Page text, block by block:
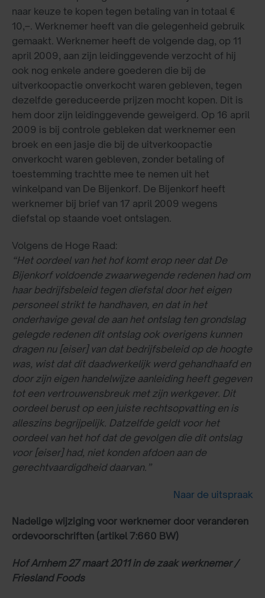
naar keuze te kopen tegen betaling van in totaal €
10,–. Werknemer heeft van die gelegenheid gebruik
gemaakt. Werknemer heeft de volgende dag, op 11
april 2009, aan zijn leidinggevende verzocht of hij
ook nog enkele andere goederen die bij de
uitverkoopactie onverkocht waren gebleven, tegen
dezelfde gereduceerde prijzen mocht kopen. Dit is
hem door zijn leidinggevende geweigerd. Op 16 april
2009 is bij controle gebleken dat werknemer een
broek en een jasje die bij de uitverkoopactie
onverkocht waren gebleven, zonder betaling of
toestemming trachtte mee te nemen uit het
winkelpand van De Bijenkorf. De Bijenkorf heeft
werknemer bij brief van 17 april 2009 wegens
diefstal op staande voet ontslagen.
Volgens de Hoge Raad:
“Het oordeel van het hof komt erop neer dat De
Bijenkorf voldoende zwaarwegende redenen had om
haar bedrijfsbeleid tegen diefstal door het eigen
personeel strikt te handhaven, en dat in het
onderhavige geval de aan het ontslag ten grondslag
gelegde redenen dit ontslag ook overigens kunnen
dragen nu [eiser] van dat bedrijfsbeleid op de hoogte
was, wist dat dit daadwerkelijk werd gehandhaafd en
door zijn eigen handelwijze aanleiding heeft gegeven
tot een vertrouwensbreuk met zijn werkgever. Dit
oordeel berust op een juiste rechtsopvatting en is
alleszins begrijpelijk. Datzelfde geldt voor het
oordeel van het hof dat de gevolgen die dit ontslag
voor [eiser] had, niet konden afdoen aan de
gerechtvaardigdheid daarvan.”
Naar de uitspraak
Nadelige wijziging voor werknemer door veranderen
ordevoorschriften (artikel 7:660 BW)
Hof Arnhem 27 maart 2011 in de zaak werknemer /
Friesland Foods